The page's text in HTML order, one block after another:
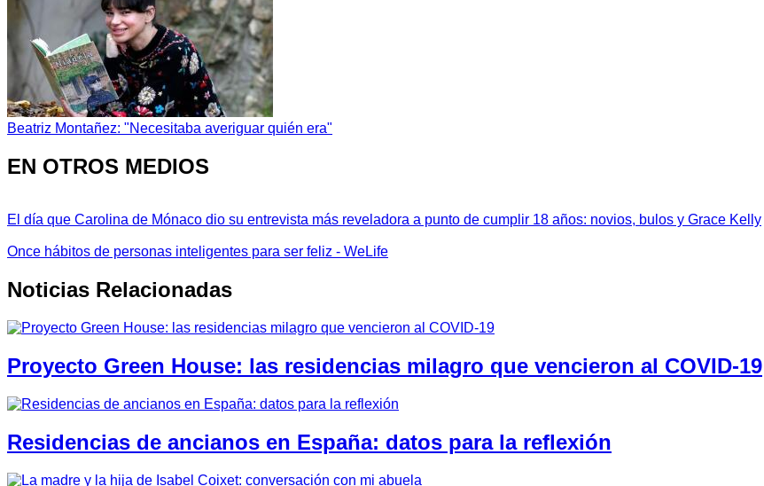
Beatriz Montañez: "Necesitaba averiguar quién era"
EN OTROS MEDIOS
El día que Carolina de Mónaco dio su entrevista más reveladora a punto de cumplir 18 años: novios, bulos y Grace Kelly
Once hábitos de personas inteligentes para ser feliz - WeLife
Noticias Relacionadas
Proyecto Green House: las residencias milagro que vencieron al COVID-19
Residencias de ancianos en España: datos para la reflexión